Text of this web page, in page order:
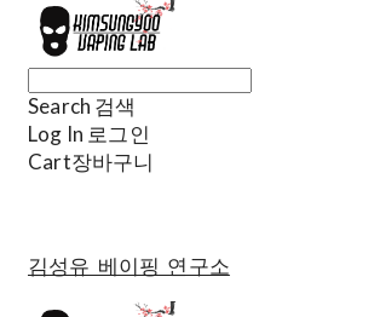
Search 검색
Log In 로그인
Cart장바구니
김성유 베이핑 연구소